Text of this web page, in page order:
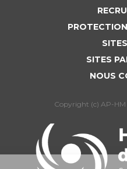
SITES
NOUS
Copyright (c) AP-HM